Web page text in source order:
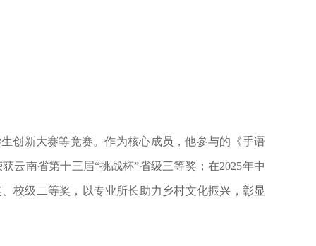
创新大赛等竞赛。作为核心成员，他参与的《手语
南省第十三届“挑战杯”省级三等奖；在2025年中
校级二等奖，以专业所长助力乡村文化振兴，彰显